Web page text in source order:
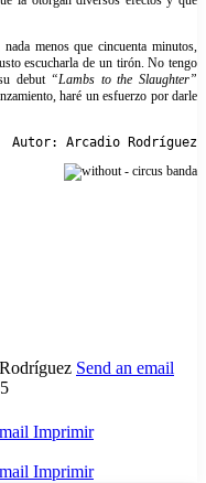
menos que cincuenta minutos,
escucharla de un tirón. No tengo
debut “Lambs to the Slaughter”
haré un esfuerzo por darle
Autor: Arcadio Rodríguez
Send an email
Imprimir
Imprimir